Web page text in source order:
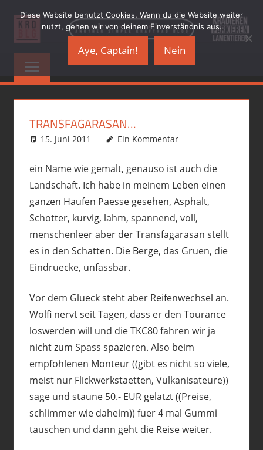
Inhalt
springen
KRADBLOG.DE
&
…
another
Kraftrad
TRANSFAGARASAN…
15. Juni 2011 phil
Ausrüstung/Equipment
Ein Kommentar
ein Name wie gemalt, genauso ist auch die
Landschaft. Ich habe in meinem Leben einen
ganzen Haufen Paesse gesehen, Asphalt,
Schotter, kurvig, lahm, spannend, voll,
menschenleer aber der Transfagarasan stellt
es in den Schatten. Die Berge, das Gruen, die
Eindruecke, unfassbar.
Vor dem Glueck steht aber Reifenwechsel an.
Wolfi nervt seit Tagen, dass er den Tourance
loswerden will und die TKC80 fahren wir ja
nicht zum Spass spazieren. Also beim
empfohlenen Monteur ((gibt es nicht so viele,
meist nur Flickwerkstaetten, Vulkanisateure))
sage und staune 50.- EUR gelatzt ((Preise,
schlimmer wie daheim)) fuer 4 mal Gummi
tauschen und dann geht die Reise weiter.
Diese Website benutzt Cookies. Wenn du die Website weiter
nutzt, gehen wir von deinem Einverständnis aus.
Aye, Captain! Nein